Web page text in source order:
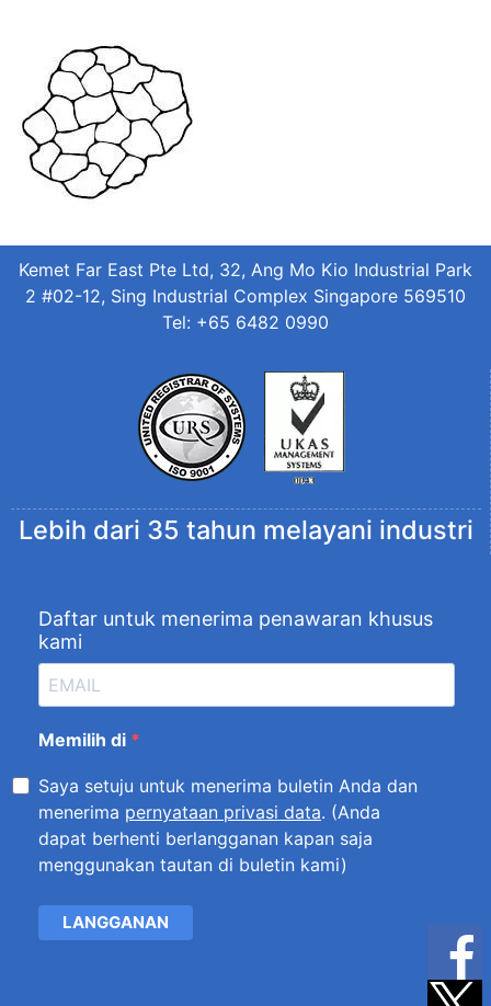
Kemet Far East Pte Ltd, 32, Ang Mo Kio Industrial Park
2 #02-12, Sing Industrial Complex Singapore 569510
Tel: +65 6482 0990
Lebih dari 35 tahun melayani industri
Daftar untuk menerima penawaran khusus
kami
Memilih di
Saya setuju untuk menerima buletin Anda dan
menerima pernyataan privasi data. (Anda
dapat berhenti berlangganan kapan saja
menggunakan tautan di buletin kami)
LANGGANAN